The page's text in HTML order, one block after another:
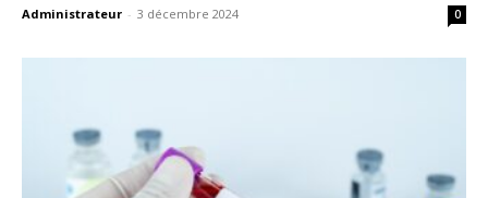
Administrateur - 3 décembre 2024 0